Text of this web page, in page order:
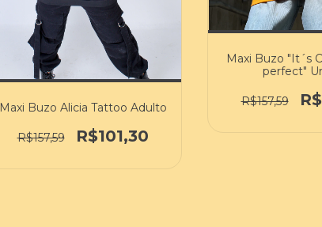
Maxi Buzo Alicia Tattoo Adulto
R$157,59 R$101,30
Maxi Buzo "It´s
perfect"
R$157,59